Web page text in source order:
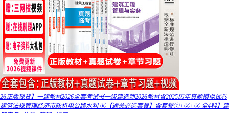
26正版现货】一建教材2026全套考试书一级建造师2026教材含2025历年真题模拟试卷
建筑法规管理经济市政机电公路水利 ⑥【通关必选套餐】含套餐①+②+③ 全4科】建